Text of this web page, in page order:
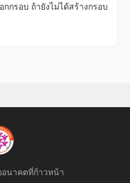
กรอบ ถ้ายังไม่ได้สร้างกรอบ
อนาคตที่ก้าวหน้า